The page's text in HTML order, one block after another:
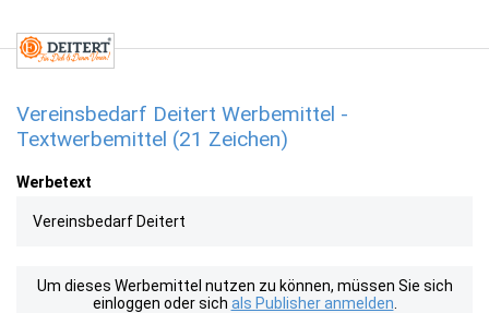
Vereinsbedarf Deitert Werbemittel -
Textwerbemittel (21 Zeichen)
Werbetext
Vereinsbedarf Deitert
Um dieses Werbemittel nutzen zu können, müssen Sie sich
einloggen oder sich als Publisher anmelden